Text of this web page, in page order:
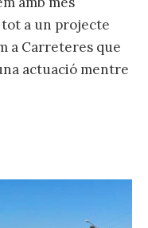
a un projecte
a Carreteres que
actuació mentre